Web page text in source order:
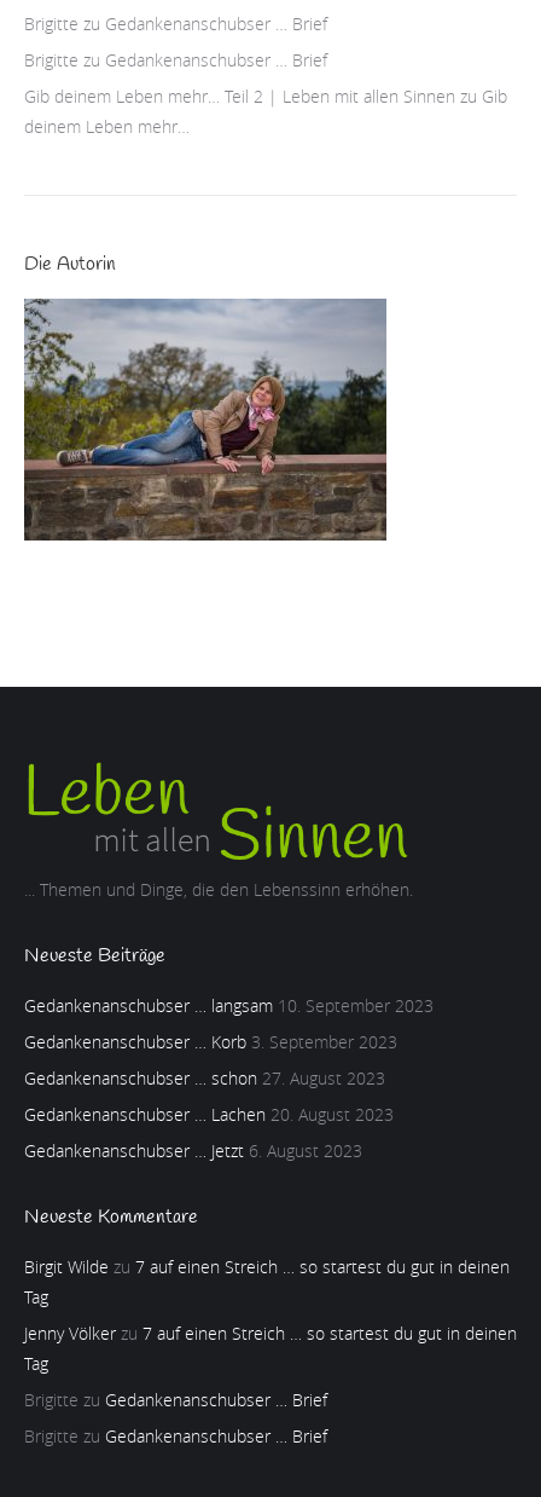
Brigitte zu Gedankenanschubser … Brief
Brigitte zu Gedankenanschubser … Brief
Gib deinem Leben mehr… Teil 2 | Leben mit allen Sinnen zu Gib
deinem Leben mehr…
Die Autorin
... Themen und Dinge, die den Lebenssinn erhöhen.
Neueste Beiträge
Gedankenanschubser … langsam 10. September 2023
Gedankenanschubser … Korb 3. September 2023
Gedankenanschubser … schon 27. August 2023
Gedankenanschubser … Lachen 20. August 2023
Gedankenanschubser … Jetzt 6. August 2023
Neueste Kommentare
Birgit Wilde zu 7 auf einen Streich … so startest du gut in deinen
Tag
Jenny Völkerzu 7 auf einen Streich … so startest du gut in deinen
Tag
Brigitte zu Gedankenanschubser … Brief
Brigitte zu Gedankenanschubser … Brief